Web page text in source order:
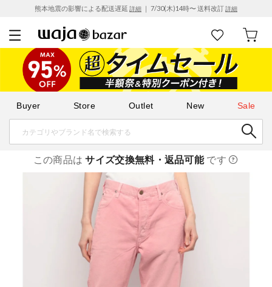
熊本地震の影響による配送遅延 詳細 ｜ 7/30(木)14時〜 送料改訂詳細
Buyer Store Outlet New Sale
この商品はサイズ交換無料・返品可能です